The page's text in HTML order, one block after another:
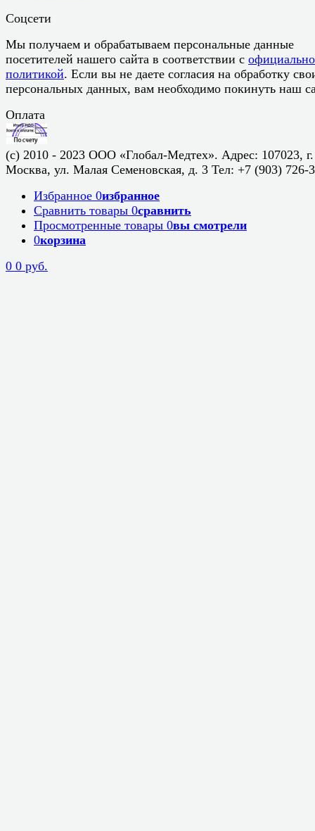
Соцсети
Мы получаем и обрабатываем персональные данные
посетителей нашего сайта в соответствии с
политикой. Если вы не даете согласия на обработку
персональных данных, вам необходимо покинуть наш
Оплата
(c) 2010 - 2023 ООО «Глобал-Медтех». Адрес: 107023, г.
Москва, ул. Малая Семеновская, д. 3 Тел: +7 (903) 726-
Избранное 0избранное
Сравнить товары 0сравнить
Просмотренные товары 0вы смотрели
0корзина
0 0 руб.